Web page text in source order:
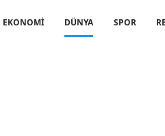
EKONOMİ DÜNYA SPOR